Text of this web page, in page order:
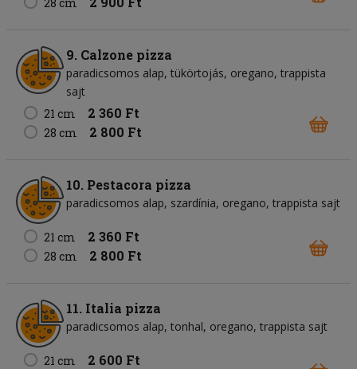
28 cm
9. Calzone pizza
paradicsomos alap tükörtojás oregano trappista
sajt
21 cm
2 360 Ft
28 cm 2 800 Ft
10. Pestacora pizza
paradicsomos alap szardínia oregano trappista sajt
21 cm 2 360 Ft
28 cm 2 800 Ft
11. Italia pizza
paradicsomos alap tonhal oregano trappista sajt
21 cm 2 600 Ft